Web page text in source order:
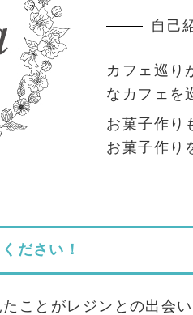
自己
カフェ巡り
なカフェを
お菓子作り
お菓子作り
ださい！
ことがレジンとの出会い